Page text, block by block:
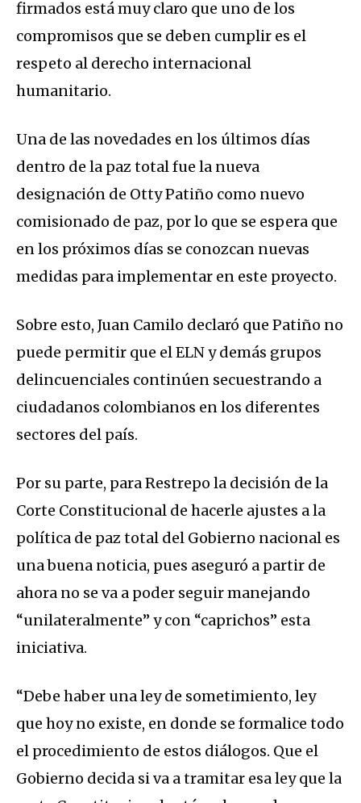
firmados está muy claro que uno de los
compromisos que se deben cumplir es el
respeto al derecho internacional
humanitario.
Una de las novedades en los últimos días
dentro de la paz total fue la nueva
designación de Otty Patiño como nuevo
comisionado de paz, por lo que se espera que
en los próximos días se conozcan nuevas
medidas para implementar en este proyecto.
Sobre esto, Juan Camilo declaró que Patiño no
puede permitir que el ELN y demás grupos
delincuenciales continúen secuestrando a
ciudadanos colombianos en los diferentes
sectores del país.
Por su parte, para Restrepo la decisión de la
Corte Constitucional de hacerle ajustes a la
política de paz total del Gobierno nacional es
una buena noticia, pues aseguró a partir de
ahora no se va a poder seguir manejando
“unilateralmente” y con “caprichos” esta
iniciativa.
“Debe haber una ley de sometimiento, ley
que hoy no existe, en donde se formalice todo
el procedimiento de estos diálogos. Que el
Gobierno decida si va a tramitar esa ley que la